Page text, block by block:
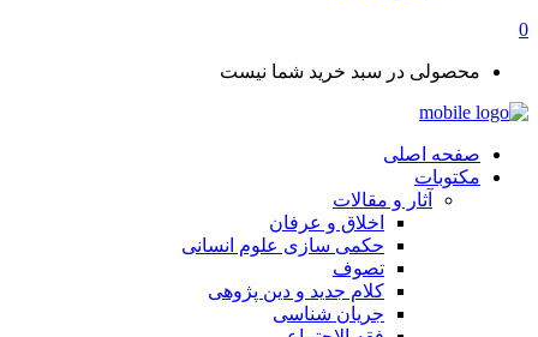
0
محصولی در سبد خرید شما نیست
صفحه اصلی
مکتوبات
آثار و مقالات
اخلاق و عرفان
حکمی سازی علوم انسانی
تصوف
کلام جدید و دین پژوهی
جریان شناسی